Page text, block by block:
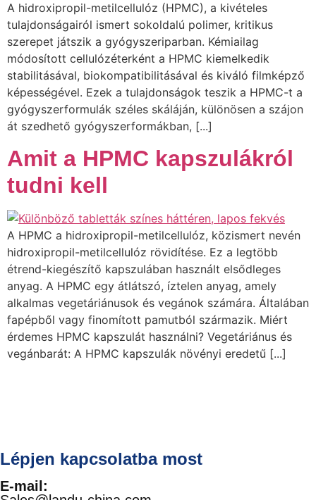
A hidroxipropil-metilcellulóz (HPMC), a kivételes
tulajdonságairól ismert sokoldalú polimer, kritikus
szerepet játszik a gyógyszeriparban. Kémiailag
módosított cellulózéterként a HPMC kiemelkedik
stabilitásával, biokompatibilitásával és kiváló filmképző
képességével. Ezek a tulajdonságok teszik a HPMC-t a
gyógyszerformulák széles skáláján, különösen a szájon
át szedhető gyógyszerformákban, [...]
Amit a HPMC kapszulákról
tudni kell
A HPMC a hidroxipropil-metilcellulóz, közismert nevén
hidroxipropil-metilcellulóz rövidítése. Ez a legtöbb
étrend-kiegészítő kapszulában használt elsődleges
anyag. A HPMC egy átlátszó, íztelen anyag, amely
alkalmas vegetáriánusok és vegánok számára. Általában
fapépből vagy finomított pamutból származik. Miért
érdemes HPMC kapszulát használni? Vegetáriánus és
vegánbarát: A HPMC kapszulák növényi eredetű [...]
Lépjen kapcsolatba most
E-mail: